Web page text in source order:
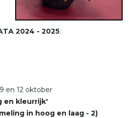
2024 - 2025:
en 12 oktober
en kleurrijk'
in hoog en laag - 2)